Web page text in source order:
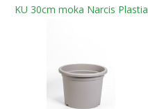
KU 30cm moka Narcis Plastia